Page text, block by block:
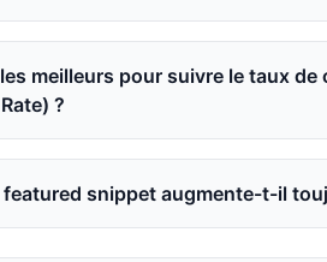
meilleurs pour suivre le taux
?
featured snippet augmente-t-il